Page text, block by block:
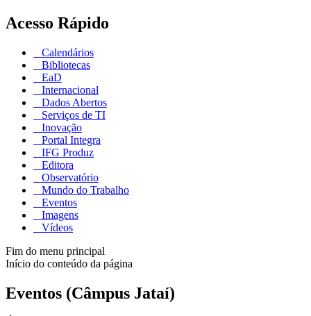
Acesso Rápido
Calendários
Bibliotecas
EaD
Internacional
Dados Abertos
Serviços de TI
Inovação
Portal Integra
IFG Produz
Editora
Observatório
Mundo do Trabalho
Eventos
Imagens
Vídeos
Fim do menu principal
Início do conteúdo da página
Eventos (Câmpus Jataí)